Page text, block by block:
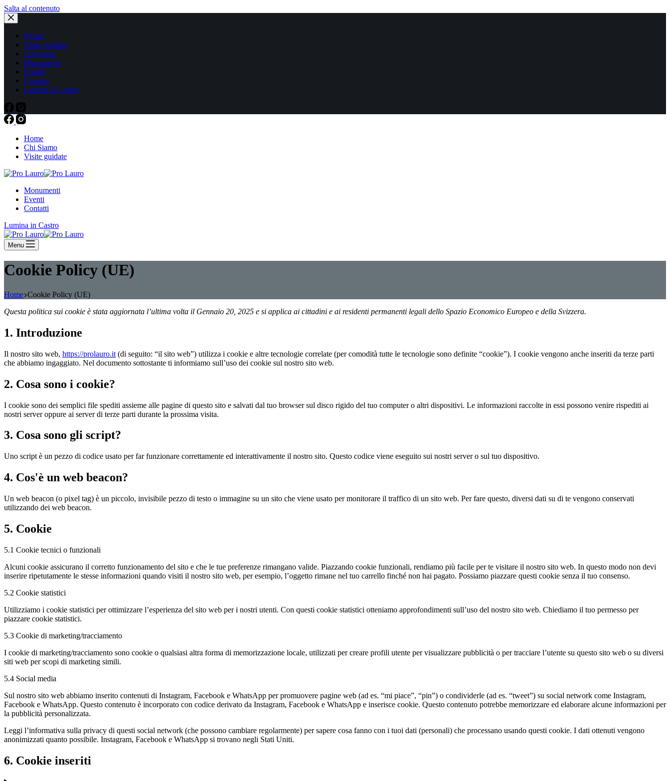
Salta al contenuto
Home
Visite guidate
Chi siamo
Monumenti
Eventi
Contatti
Lumina in Castro
Home
Chi Siamo
Visite guidate
Monumenti
Eventi
Contatti
Lumina in Castro
Menu
Cookie Policy (UE)
Home Cookie Policy (UE)
Questa politica sui cookie è stata aggiornata l’ultima volta il Gennaio 20, 2025 e si applica ai cittadini e ai residenti permanenti legali dello Spazio Economico Europeo e della Svizzera.
1. Introduzione
Il nostro sito web, https://prolauro.it (di seguito: “il sito web”) utilizza i cookie e altre tecnologie correlate (per comodità tutte le tecnologie sono definite “cookie”). I cookie vengono anche inseriti da terze parti
che abbiamo ingaggiato. Nel documento sottostante ti informiamo sull’uso dei cookie sul nostro sito web.
2. Cosa sono i cookie?
I cookie sono dei semplici file spediti assieme alle pagine di questo sito e salvati dal tuo browser sul disco rigido del tuo computer o altri dispositivi. Le informazioni raccolte in essi possono venire rispediti ai
nostri server oppure ai server di terze parti durante la prossima visita.
3. Cosa sono gli script?
Uno script è un pezzo di codice usato per far funzionare correttamente ed interattivamente il nostro sito. Questo codice viene eseguito sui nostri server o sul tuo dispositivo.
4. Cos'è un web beacon?
Un web beacon (o pixel tag) è un piccolo, invisibile pezzo di testo o immagine su un sito che viene usato per monitorare il traffico di un sito web. Per fare questo, diversi dati su di te vengono conservati
utilizzando dei web beacon.
5. Cookie
5.1 Cookie tecnici o funzionali
Alcuni cookie assicurano il corretto funzionamento del sito e che le tue preferenze rimangano valide. Piazzando cookie funzionali, rendiamo più facile per te visitare il nostro sito web. In questo modo non devi
inserire ripetutamente le stesse informazioni quando visiti il nostro sito web, per esempio, l’oggetto rimane nel tuo carrello finché non hai pagato. Possiamo piazzare questi cookie senza il tuo consenso.
5.2 Cookie statistici
Utilizziamo i cookie statistici per ottimizzare l’esperienza del sito web per i nostri utenti. Con questi cookie statistici otteniamo approfondimenti sull’uso del nostro sito web. Chiediamo il tuo permesso per
piazzare cookie statistici.
5.3 Cookie di marketing/tracciamento
I cookie di marketing/tracciamento sono cookie o qualsiasi altra forma di memorizzazione locale, utilizzati per creare profili utente per visualizzare pubblicità o per tracciare l’utente su questo sito web o su diversi
siti web per scopi di marketing simili.
5.4 Social media
Sul nostro sito web abbiamo inserito contenuti di Instagram, Facebook e WhatsApp per promuovere pagine web (ad es. “mi piace”, “pin”) o condividerle (ad es. “tweet”) su social network come Instagram,
Facebook e WhatsApp. Questo contenuto è incorporato con codice derivato da Instagram, Facebook e WhatsApp e inserisce cookie. Questo contenuto potrebbe memorizzare ed elaborare alcune informazioni per
la pubblicità personalizzata.
Leggi l’informativa sulla privacy di questi social network (che possono cambiare regolarmente) per sapere cosa fanno con i tuoi dati (personali) che processano usando questi cookie. I dati ottenuti vengono
anonimizzati quanto possibile. Instagram, Facebook e WhatsApp si trovano negli Stati Uniti.
6. Cookie inseriti